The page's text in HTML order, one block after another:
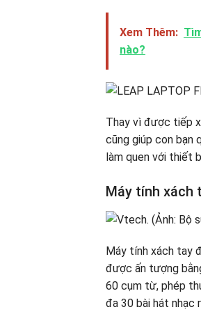
Xem Thêm:
nào?
Thay vì được tiếp
cũng giúp con bạn
làm quen với thiết
Máy tính xách
Máy tính xách tay
được ấn tượng
60 cụm từ, phép
đa 30 bài hát nhạc